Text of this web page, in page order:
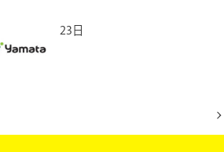
2025年5月23日